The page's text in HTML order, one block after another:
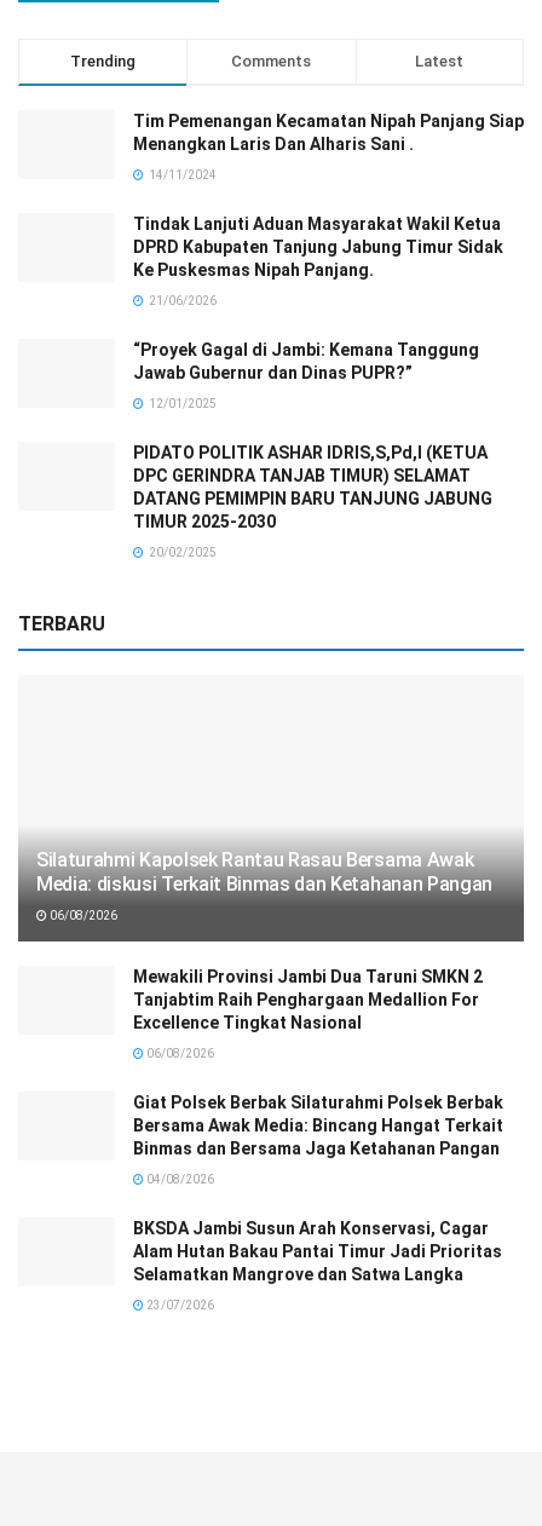
Trending Comments Latest
Tim Pemenangan Kecamatan Nipah Panjang Siap
Menangkan Laris Dan Alharis Sani .
14/11/2024
Tindak Lanjuti Aduan Masyarakat Wakil Ketua
DPRD Kabupaten Tanjung Jabung Timur Sidak
Ke Puskesmas Nipah Panjang.
21/06/2026
“Proyek Gagal di Jambi: Kemana Tanggung
Jawab Gubernur dan Dinas PUPR?”
12/01/2025
PIDATO POLITIK ASHAR IDRIS,S,Pd,I (KETUA
DPC GERINDRA TANJAB TIMUR) SELAMAT
DATANG PEMIMPIN BARU TANJUNG JABUNG
TIMUR 2025-2030
20/02/2025
TERBARU
Silaturahmi Kapolsek Rantau Rasau Bersama Awak
Media: diskusi Terkait Binmas dan Ketahanan Pangan
06/08/2026
Mewakili Provinsi Jambi Dua Taruni SMKN 2
Tanjabtim Raih Penghargaan Medallion For
Excellence Tingkat Nasional
06/08/2026
Giat Polsek Berbak Silaturahmi Polsek Berbak
Bersama Awak Media: Bincang Hangat Terkait
Binmas dan Bersama Jaga Ketahanan Pangan
04/08/2026
BKSDA Jambi Susun Arah Konservasi, Cagar
Alam Hutan Bakau Pantai Timur Jadi Prioritas
Selamatkan Mangrove dan Satwa Langka
23/07/2026